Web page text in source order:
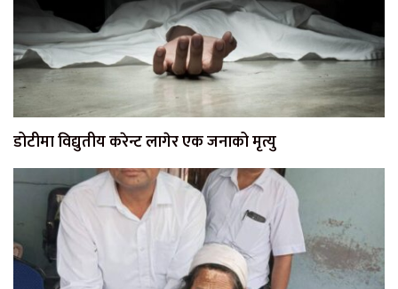
डोटीमा विद्युतीय करेन्ट लागेर एक जनाको मृत्यु